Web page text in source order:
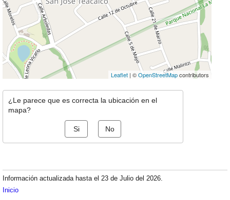
Leaflet | ©OpenStreetMapcontributors
¿Le parece que es correcta la ubicación en el
mapa?
Si No
Información actualizada hasta el 23 de Julio del 2026.
Inicio